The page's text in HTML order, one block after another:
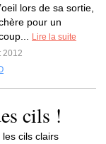
lors de sa sortie,
pour un
Lire la suite
2012
cils !
les cils clairs